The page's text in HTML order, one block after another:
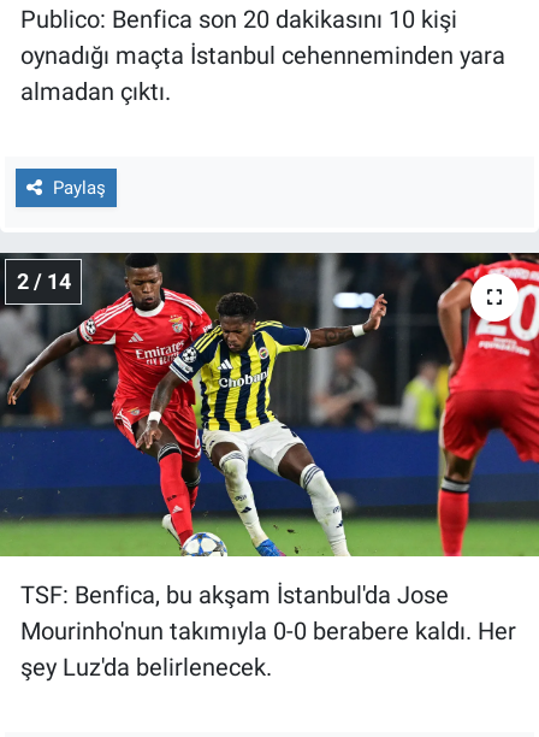
Publico: Benfica son 20 dakikasını 10 kişi
oynadığı maçta İstanbul cehenneminden yara
almadan çıktı.
Paylaş
2 / 14
TSF: Benfica, bu akşam İstanbul'da Jose
Mourinho'nun takımıyla 0-0 berabere kaldı. Her
şey Luz'da belirlenecek.
Kültür Sanat
Ne demişti
Popüler
Programlar
Sağlık
Spor
Teknoloji
Türkiye'nin Geleceği
Yerel Gündem